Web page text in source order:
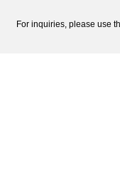
For inquiries, please use